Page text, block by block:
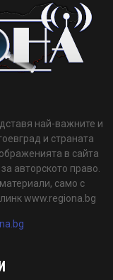
най-важните и
и страната
в сайта
авторското право.
само с
www.regiona.bg